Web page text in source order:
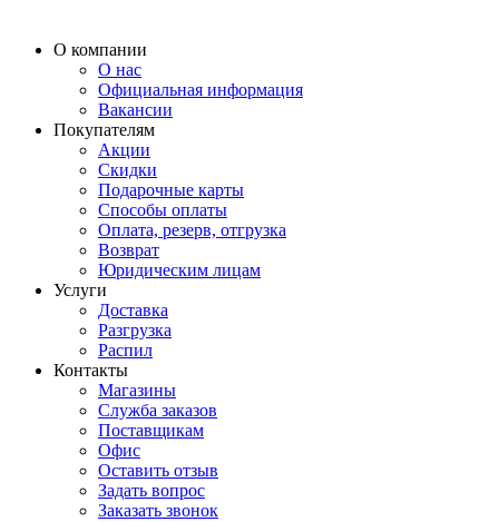
О компании
О нас
Официальная информация
Вакансии
Покупателям
Акции
Скидки
Подарочные карты
Способы оплаты
Оплата, резерв, отгрузка
Возврат
Юридическим лицам
Услуги
Доставка
Разгрузка
Распил
Контакты
Магазины
Служба заказов
Поставщикам
Офис
Оставить отзыв
Задать вопрос
Заказать звонок